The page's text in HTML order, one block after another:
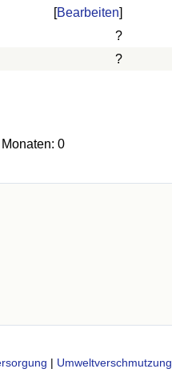
[Bearbeiten]
?
?
0
| Umweltverschmutzung